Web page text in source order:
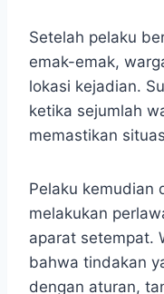
Setelah pelaku
emak-emak,
lokasi kejadian.
ketika sejumlah
memastikan
Pelaku kemudian
melakukan
aparat setempat.
bahwa tindakan
dengan aturan,